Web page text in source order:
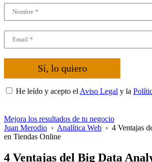
Sí, lo quiero
He leído y acepto el Aviso Legal y la
Mejora los resultados de tu negocio
Juan Merodio › Analítica Web › 4 Ventajas
en Tiendas Online
4 Ventajas del Big Data